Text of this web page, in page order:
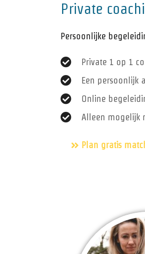
Private
Persoonlijke
Private 1 op 1
Een persoonlijk
Online
Alleen mogelijk
Plan gratis